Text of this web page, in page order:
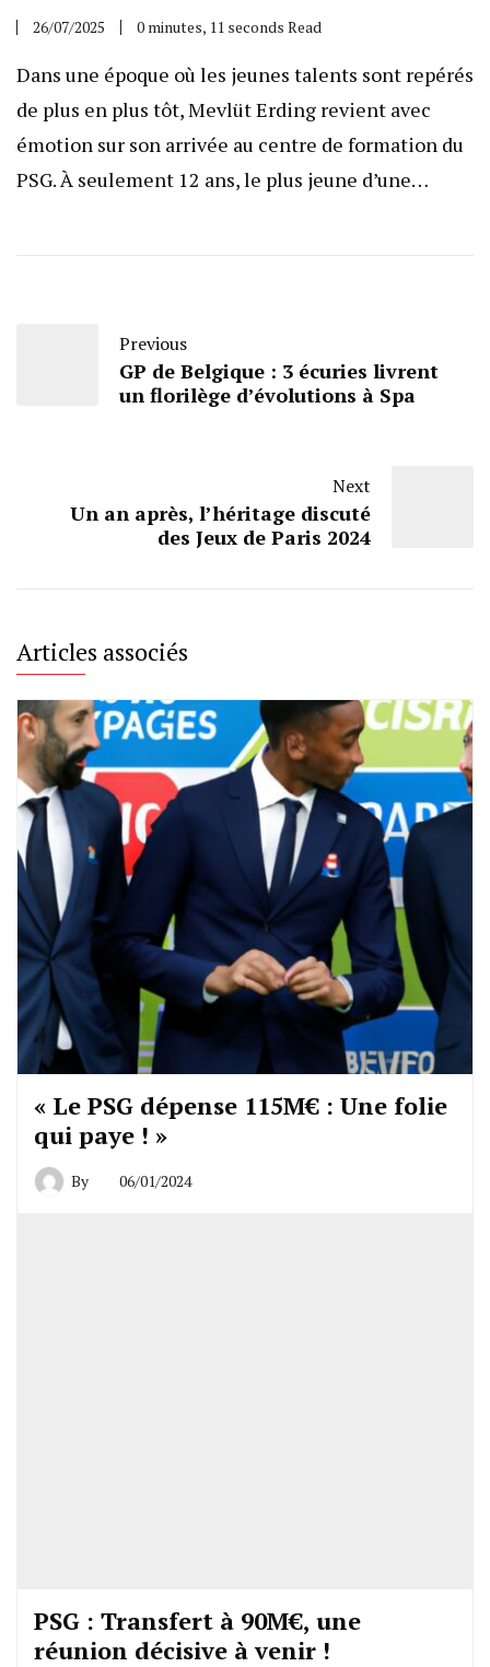
26/07/2025 0 minutes, 11 seconds Read
Dans une époque où les jeunes talents sont repérés
de plus en plus tôt, Mevlüt Erding revient avec
émotion sur son arrivée au centre de formation du
PSG. À seulement 12 ans, le plus jeune d’une…
Previous
GP de Belgique : 3 écuries livrent
un florilège d’évolutions à Spa
Next
Un an après, l’héritage discuté
des Jeux de Paris 2024
Articles associés
« Le PSG dépense 115M€ : Une folie
qui paye ! »
By 06/01/2024
PSG : Transfert à 90M€, une
réunion décisive à venir !